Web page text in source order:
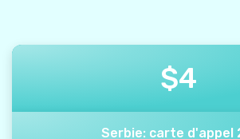
$4
Serbie: carte d'appel